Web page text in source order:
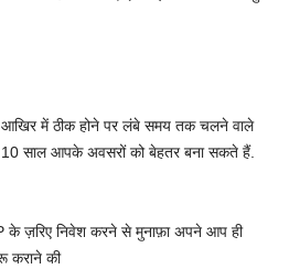
में ठीक होने पर लंबे समय तक चलने वाले
10 साल आपके अवसरों को बेहतर बना सकते हैं.
के ज़रिए निवेश करने से मुनाफ़ा अपने आप ही
कराने की